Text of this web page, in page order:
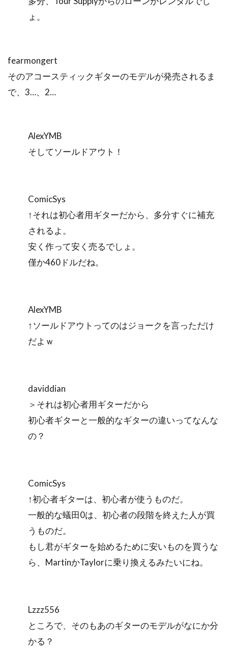
ょ。
fearmongert
そのアコースティックギターのモデルが発売されるま
で、3…、2…
AlexYMB
そしてソールドアウト！
ComicSys
↑それは初心者用ギターだから、多分すぐに補充
されるよ。
安く作って安く売るでしょ。
僅か460ドルだね。
AlexYMB
↑ソールドアウトってのはジョークを言っただけ
だよｗ
daviddian
＞それは初心者用ギターだから
初心者ギターと一般的なギターの違いってなんな
の？
ComicSys
↑初心者ギターは、初心者が使うものだ。
一般的な蟻田0は、初心者の段階を終えた人が買
うものだ。
もし君がギターを始めるために安いものを買うな
ら、MartinかTaylorに乗り換えるみたいにね。
Lzzz556
ところで、そのもあのギターのモデルがなにか分
かる？